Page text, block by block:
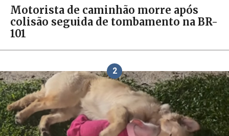
Motorista de caminhão morre após
colisão seguida de tombamento na BR-
101
2